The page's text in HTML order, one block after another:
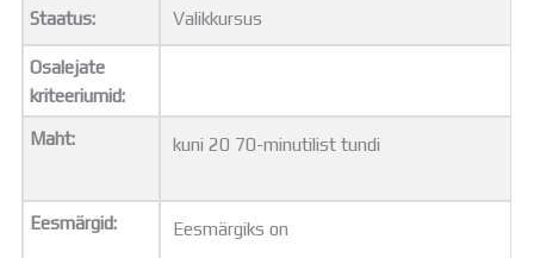
Kodukord
Projektid
ÜLDINFO
Sisseastumine
Meie kool
Lapsevanemale
Staatus: Valikkursus
Osalejate
kriteeriumid:
Maht:
kuni 20 70-minutilist tundi
Eesmärgid: Eesmärgiks on